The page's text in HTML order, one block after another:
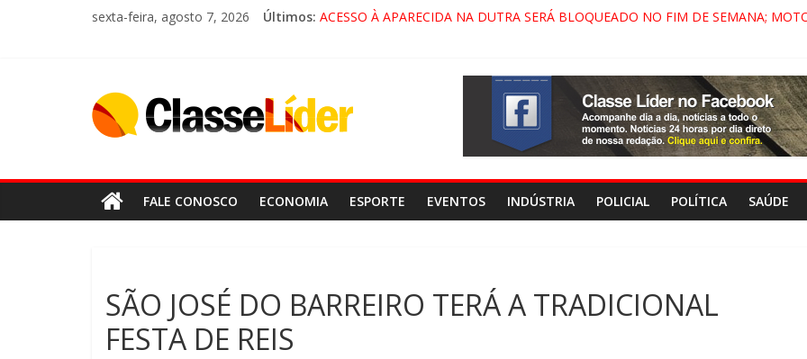
sexta-feira, agosto 7, 2026 Últimos: ACESSO À APARECIDA NA DUTRA SERÁ BLOQUEADO NO FIM DE SEMANA;
“HÁ PRESENÇA DO COMANDO VERMELHO NO VALE”, AFIRMA PROMOTOR DO
FALE CONOSCO ECONOMIA ESPORTE EVENTOS INDÚSTRIA POLICIAL POLÍTICA SAÚDE
SÃO JOSÉ DO BARREIRO TERÁ A TRADICIONAL
FESTA DE REIS